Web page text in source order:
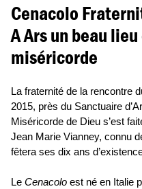
Cenacolo
A Ars un beau
miséricorde
La fraternité de la rencontre
2015, près du Sanctuaire
Miséricorde de Dieu s’est
Jean Marie Vianney, connu
fêtera ses dix ans
Le Cenacolo est né en Italie